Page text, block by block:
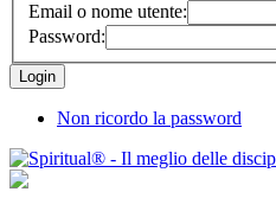
Email o nome utente:
Password:
Non ricordo la password